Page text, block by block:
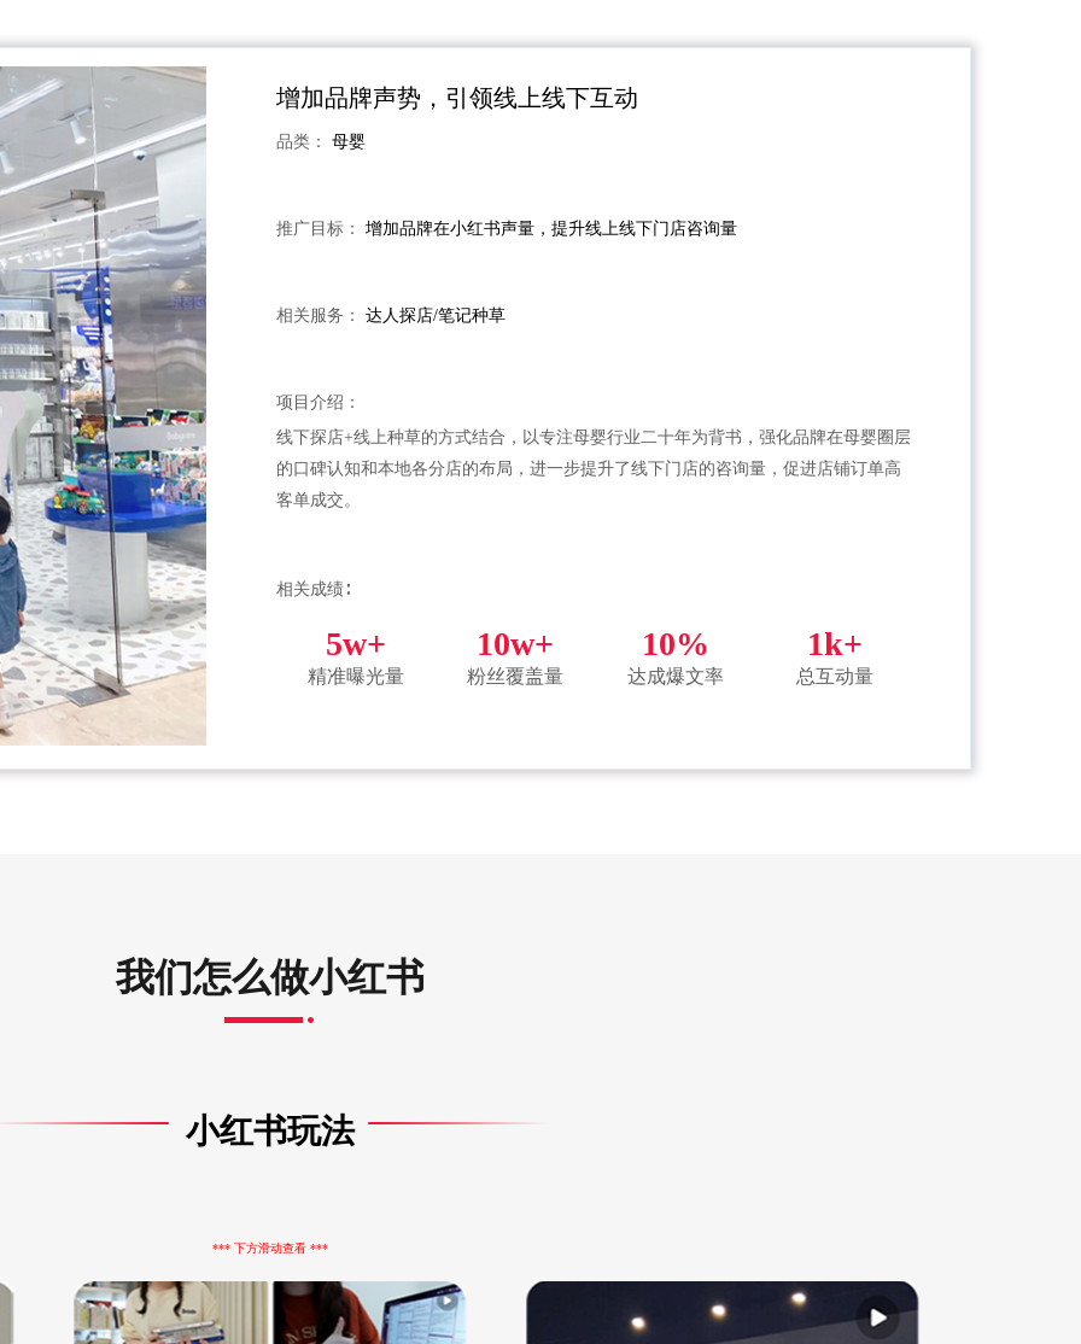
增加品牌声势，引领线上线下互动
品类： 母婴
推广目标： 增加品牌在小红书声量，提升线上线下门店咨询量
相关服务： 达人探店/笔记种草
项目介绍：
线下探店+线上种草的方式结合，以专注母婴行业二十年为背书，强化品牌在母婴圈层
的口碑认知和本地各分店的布局，进一步提升了线下门店的咨询量，促进店铺订单高
客单成交。
相关成绩∶
5w+
精准曝光量
10w+
粉丝覆盖量
10%
达成爆文率
1k+
总互动量
我们怎么做小红书
小红书玩法
*** 下方滑动查看 ***